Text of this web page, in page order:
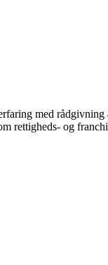
med rådgivning
rettigheds- og